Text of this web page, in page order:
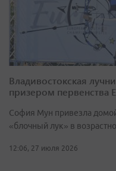
Владивостокская
призером первенства
София Мун привезла
«блочный лук» в
12:06, 27 июля 2026